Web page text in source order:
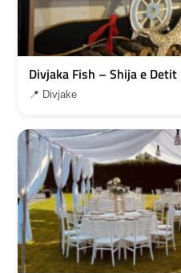
Divjaka Fish – Shija e
📍 Divjake